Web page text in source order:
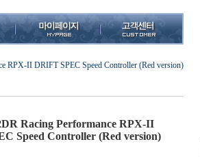
RPX-II DRIFT SPEC Speed ​​Controller (Red version)
Racing Performance RPX-II
Speed ​​Controller (Red version)